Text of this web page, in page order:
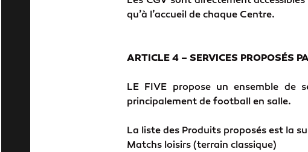
qu’à l’accueil de chaque Centre.
ARTICLE 4 – SERVICES PROPOSÉS
LE FIVE propose un ensemble de
principalement de football en salle.
La liste des Produits proposés est la
Matchs loisirs (terrain classique)